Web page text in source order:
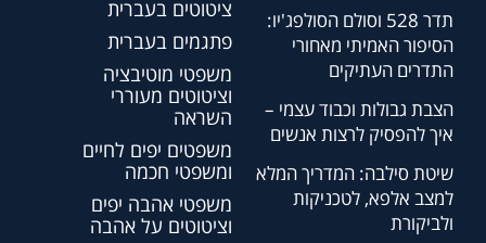
תדר 528 וסולם הסולפג'יו:
הסיפור האמיתי מאחורי
התדרים העתיקים
הצבת גבולות וכבוד עצמי –
איך להפסיק לרצות אנשים
שיטת סילבה: המדריך המלא
למצב אלפא, לטכניקות
ולביקורת
ציטוטים בעברית
פתגמים בעברית
משפטי מוטיבציה
וציטוטים מעוררי
השראה
משפטים יפים לחיים
ומשפטי חכמה
משפטי אהבה יפים
וציטוטים על אהבה